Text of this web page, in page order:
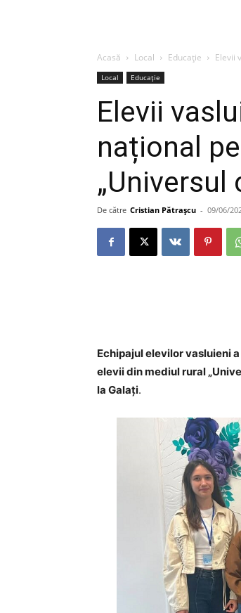
Acasă Local Educație Elevii
Local Educație
Elevii
național
De către Cristian Pătrașcu - 09/06/
Echipajul elevilor vasluieni
elevii din mediul rural
la Galați.